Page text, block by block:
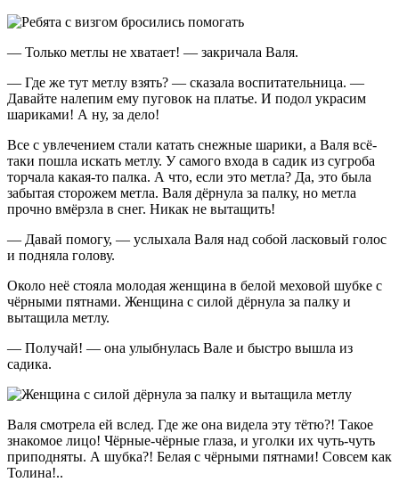
— Только метлы не хватает! — закричала Валя.
— Где же тут метлу взять? — сказала воспитательница. —
Давайте налепим ему пуговок на платье. И подол украсим
шариками! А ну, за дело!
Все с увлечением стали катать снежные шарики, а Валя всё-
таки пошла искать метлу. У самого входа в садик из сугроба
торчала какая-то палка. А что, если это метла? Да, это была
забытая сторожем метла. Валя дёрнула за палку, но метла
прочно вмёрзла в снег. Никак не вытащить!
— Давай помогу, — услыхала Валя над собой ласковый голос
и подняла голову.
Около неё стояла молодая женщина в белой меховой шубке с
чёрными пятнами. Женщина с силой дёрнула за палку и
вытащила метлу.
— Получай! — она улыбнулась Вале и быстро вышла из
садика.
Валя смотрела ей вслед. Где же она видела эту тётю?! Такое
знакомое лицо! Чёрные-чёрные глаза, и уголки их чуть-чуть
приподняты. А шубка?! Белая с чёрными пятнами! Совсем как
Толина!..